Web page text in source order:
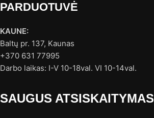
PARDUOTUVĖ
KAUNE:
Baltų pr. 137, Kaunas
+370 631 77995
Darbo laikas: I-V 10-18val. VI 10-14val.
SAUGUS ATSISKAITYMAS